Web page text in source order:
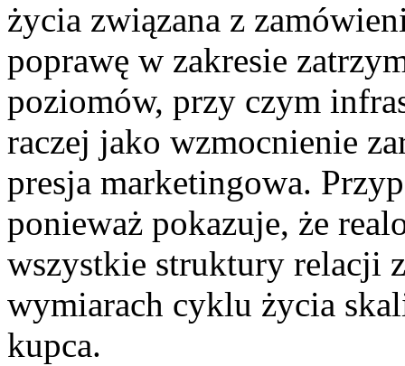
życia związana z
poprawę w zakresie
poziomów, przy czym
raczej jako wzmocnienie
presja marketingowa.
ponieważ pokazuje, że
wszystkie struktury relacji
wymiarach cyklu życia
kupca.